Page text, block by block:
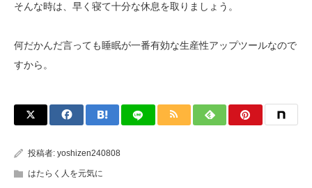
そんな時は、早く寝て十分な休息を取りましょう。
何だかんだ言っても睡眠が一番有効な生産性アップツールなので
すから。
投稿者: yoshizen240808
はたらく人を元気に